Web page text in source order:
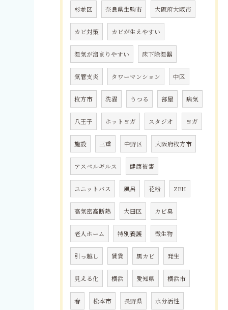
杉並区 奈良県生駒市 大阪府大阪市
カビ対策 カビが生えやすい
湿気が溜まりやすい 床下除湿器
気管支炎 タワーマンション 中区
枚方市 洗濯 うつる 部屋 病気
八王子 ホットヨガ スタジオ ヨガ
施設 三重 中野区 大阪府枚方市
アスペルギルス 健康被害
ユニットバス 風呂 花粉 ZEH
高気密高断熱 大田区 カビ臭
老人ホーム 特別養護 微生物
引っ越し 賃貸 黒カビ 発生
見える化 横浜 愛知県 横浜市
春 松本市 長野県 水分活性